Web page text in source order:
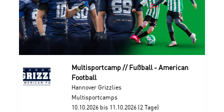
Multisportcamp // Fußball - American
Football
Hannover Grizzlies
Multisportcamps
10.10.2026 bis 11.10.2026 (2 Tage)